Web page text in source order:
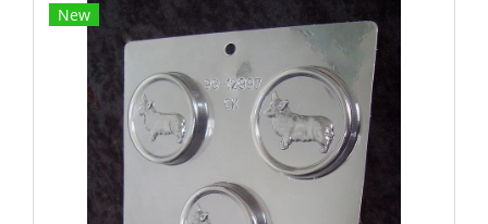
New